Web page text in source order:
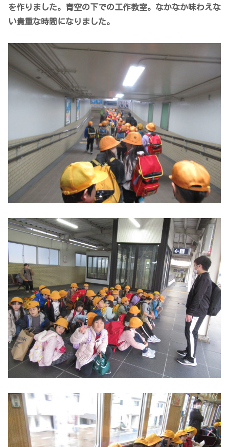
を作りました。青空の下での工作教室。なかなか味わえな
い貴重な時間になりました。